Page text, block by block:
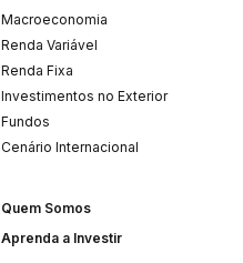
Macroeconomia
Renda Variável
Renda Fixa
Investimentos no Exterior
Fundos
Cenário Internacional
Quem Somos
Aprenda a Investir